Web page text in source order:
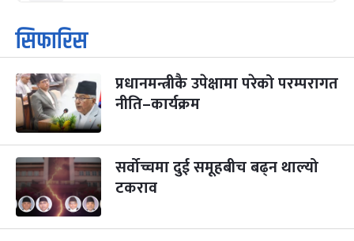
१
आइत
कार्तिक सङ्क्रान्ति
कार्तिक १, २०८३
३
मंगल
महानवमी
कार्तिक ३, २०८३-Oct 20, 2026
२ महिना बाँकी
४
बुध कार्तिक ४, २०८३ -Oct 21, 2026
५
बिहि
पापा‌ङ्कुशा एकादशी व्रत
कार्तिक ५, २०८३
सिफारिस
प्रधानमन्त्रीकै उपेक्षामा परेको परम्परागत
नीति–कार्यक्रम
सर्वोच्चमा दुई समूहबीच बढ्न थाल्यो
टकराव